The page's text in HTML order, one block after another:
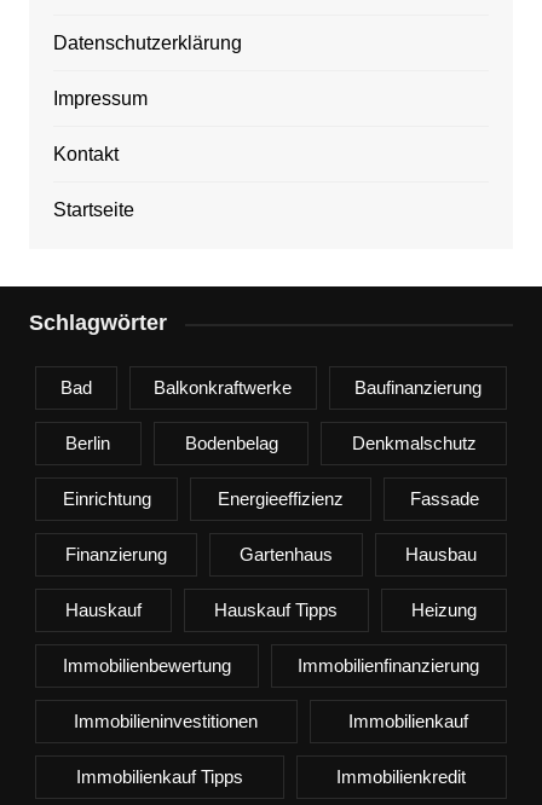
Datenschutzerklärung
Impressum
Kontakt
Startseite
Schlagwörter
Bad Balkonkraftwerke Baufinanzierung
Berlin Bodenbelag Denkmalschutz
Einrichtung Energieeffizienz Fassade
Finanzierung Gartenhaus Hausbau
Hauskauf Hauskauf Tipps Heizung
Immobilienbewertung Immobilienfinanzierung
Immobilieninvestitionen Immobilienkauf
Immobilienkauf Tipps Immobilienkredit